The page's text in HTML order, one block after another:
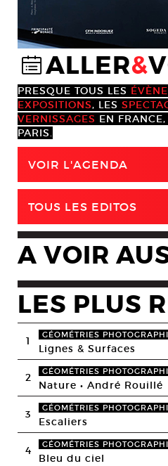
@ALLER&
PRESQUE TOUS LES
EXPOSITIONS, LES
VERNISSAGES EN
PARIS.
VOIR L'AGENDA
TOUS LES EDITOS
A VOIR
LES PLUS
1 GÉOMÉTRIES
Lignes & Surfaces
2 GÉOMÉTRIES
Nature • André Rouillé
3 GÉOMÉTRIES
Escaliers
4 GÉOMÉTRIES
Bleu du ciel